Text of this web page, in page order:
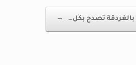
بالغردقة تصدح بكل… →